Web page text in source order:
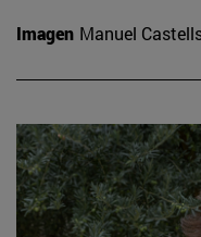
Imagen Manuel